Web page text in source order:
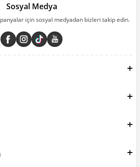
Sosyal Medya
için sosyal medyadan bizleri takip edin.